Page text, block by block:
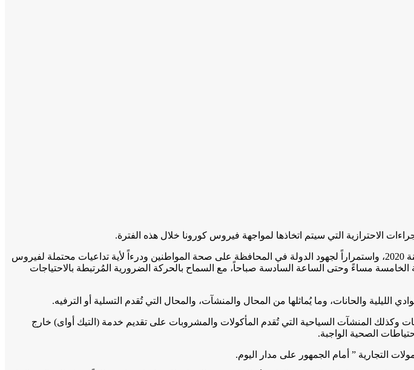
الاحترازية التي سيتم اتخاذها لمواجهة فيروس كورونا خلال هذه الفترة.
ونصت المادة الأولى من القرار على أنه مع عدم الإخلال بأحكام قرار رئيس مجلس الوزراء رقم 940 لسنة 2020، واستمراراً لجهود الدولة في المحافظة على صحة المواطنين ودرءاً لأية تداعيات محتملة لفيروس
مساءً وحتى الساعة السادسة صباحاً، مع السماح بالحركة الضرورية المُرتبطة بالاحتياجات
الليلية والحانات، وما يُماثلها من المحال والمنشآت، والمحال التي تُقدم التسلية أو الترفيه.
وكذلك المنشآت السياحية التي تُقدم المأكولات والمشروبات على تقديم خدمة (التيك أواى) خارج
الصحية الواجبة.
التجارية ” أمام الجمهور على مدار اليوم.